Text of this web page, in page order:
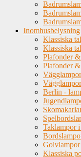
Inomhusbelysning
Klassiska
Klassiska
Plafonder
Plafonder
Berlin -
Taklampor
Golvlampor
Klassiska